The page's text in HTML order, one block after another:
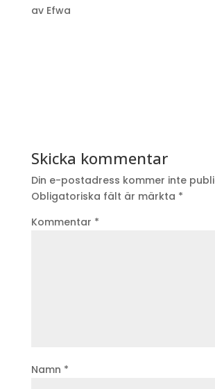
av Efwa
Skicka kommentar
Din e-postadress kommer inte
Obligatoriska fält är märkta *
Kommentar *
Namn *